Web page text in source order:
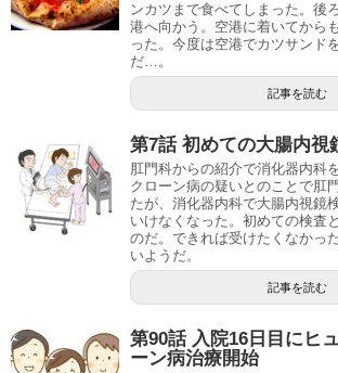
ンカツまで食べてしまった。後
港へ向かう。空港に着いてから
った。今度は空港でカツサンド
だ…。
記事を読む
第7話 初めての大腸内視
肛門科からの紹介で消化器内科
クローン病の疑いとのことで肛
たが、消化器内科で大腸内視鏡
いけなくなった。初めての検査
のだ。できれば受けたくなかっ
いようだ。
記事を読む
第90話 入院16日目にヒ
ーン病治療開始